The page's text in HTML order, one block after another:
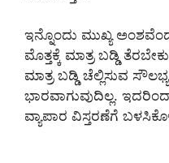
ಇನ್ನೊಂದು ಮುಖ್ಯ
ಮೊತ್ತಕ್ಕೆ ಮಾತ್ರ ಬಡ್ಡಿ
ಮಾತ್ರ ಬಡ್ಡಿ ಚೆಲ್ಲಿಸುವ
ಭಾರವಾಗುವುದಿಲ್ಲ.
ವ್ಯಾಪಾರ ವಿಸ್ತರಣೆಗೆ